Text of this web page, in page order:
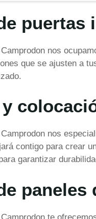
puertas
nos
que se ajusten a
nos
contigo para crear
garantizar
paneles